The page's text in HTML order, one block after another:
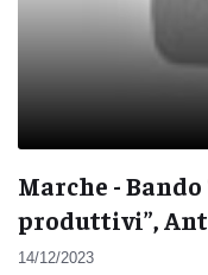
Marche -
produttivi”,
14/12/2023